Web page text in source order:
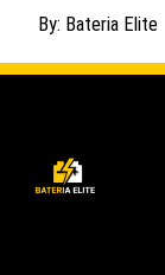
By: Bateria Elite